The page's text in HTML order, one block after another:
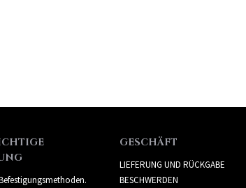
GESCHÄFT
LIEFERUNG UND RÜCKGABE
BESCHWERDEN